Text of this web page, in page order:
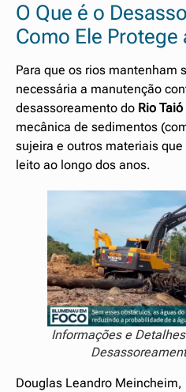
O Que é o
Como Ele Protege
Para que os rios mantenham
necessária a manutenção
desassoreamento do Rio Taió
mecânica de sedimentos
sujeira e outros materiais
leito ao longo dos anos.
Informações e
Douglas Leandro Meincheim,